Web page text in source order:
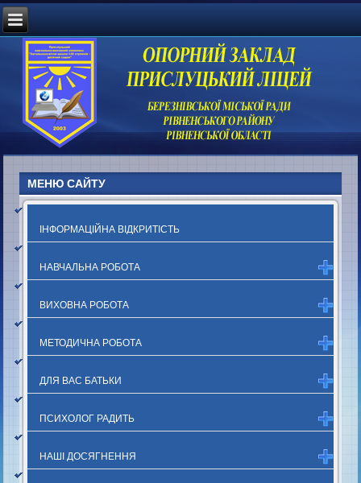
МЕНЮ САЙТУ
ІНФОРМАЦІЙНА ВІДКРИТІСТЬ
НАВЧАЛЬНА РОБОТА
ВИХОВНА РОБОТА
МЕТОДИЧНА РОБОТА
ДЛЯ ВАС БАТЬКИ
ПСИХОЛОГ РАДИТЬ
НАШІ ДОСЯГНЕННЯ